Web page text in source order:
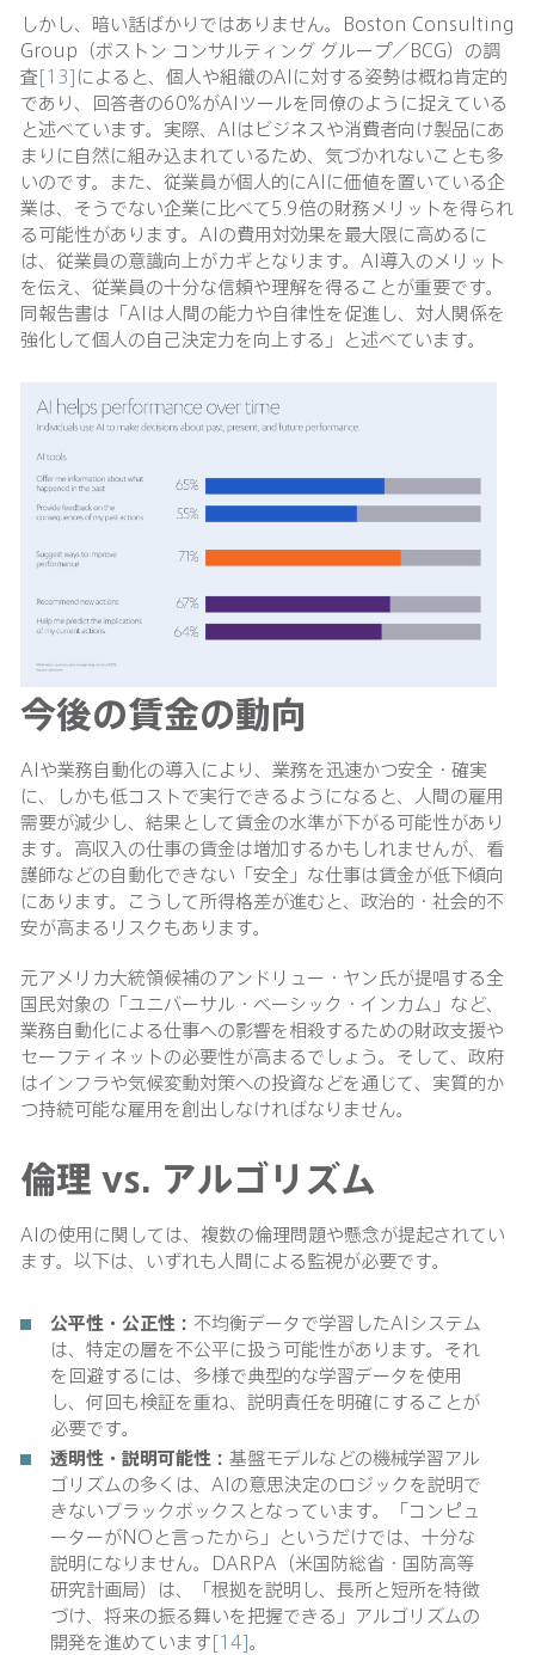
しかし、暗い話ばかりではありません。Boston Consulting
Group（ボストン コンサルティング グループ／BCG）の調
査[13]によると、個人や組織のAIに対する姿勢は概ね肯定的
であり、回答者の60%がAIツールを同僚のように捉えている
と述べています。実際、AIはビジネスや消費者向け製品にあ
まりに自然に組み込まれているため、気づかれないことも多
いのです。また、従業員が個人的にAIに価値を置いている企
業は、そうでない企業に比べて5.9倍の財務メリットを得られ
る可能性があります。AIの費用対効果を最大限に高めるに
は、従業員の意識向上がカギとなります。AI導入のメリット
を伝え、従業員の十分な信頼や理解を得ることが重要です。
同報告書は「AIは人間の能力や自律性を促進し、対人関係を
強化して個人の自己決定力を向上する」と述べています。
今後の賃金の動向
AIや業務自動化の導入により、業務を迅速かつ安全・確実
に、しかも低コストで実行できるようになると、人間の雇用
需要が減少し、結果として賃金の水準が下がる可能性があり
ます。高収入の仕事の賃金は増加するかもしれませんが、看
護師などの自動化できない「安全」な仕事は賃金が低下傾向
にあります。こうして所得格差が進むと、政治的・社会的不
安が高まるリスクもあります。
元アメリカ大統領候補のアンドリュー・ヤン氏が提唱する全
国民対象の「ユニバーサル・ベーシック・インカム」など、
業務自動化による仕事への影響を相殺するための財政支援や
セーフティネットの必要性が高まるでしょう。そして、政府
はインフラや気候変動対策への投資などを通じて、実質的か
つ持続可能な雇用を創出しなければなりません。
倫理 vs. アルゴリズム
AIの使用に関しては、複数の倫理問題や懸念が提起されてい
ます。以下は、いずれも人間による監視が必要です。
公平性・公正性： 不均衡データで学習したAIシステム
は、特定の層を不公平に扱う可能性があります。それ
を回避するには、多様で典型的な学習データを使用
し、何回も検証を重ね、説明責任を明確にすることが
必要です。
透明性・説明可能性： 基盤モデルなどの機械学習アル
ゴリズムの多くは、AIの意思決定のロジックを説明で
きないブラックボックスとなっています。「コンピュ
ーターがNOと言ったから」というだけでは、十分な
説明になりません。DARPA（米国防総省・国防高等
研究計画局）は、「根拠を説明し、長所と短所を特徴
づけ、将来の振る舞いを把握できる」アルゴリズムの
開発を進めています[14]。